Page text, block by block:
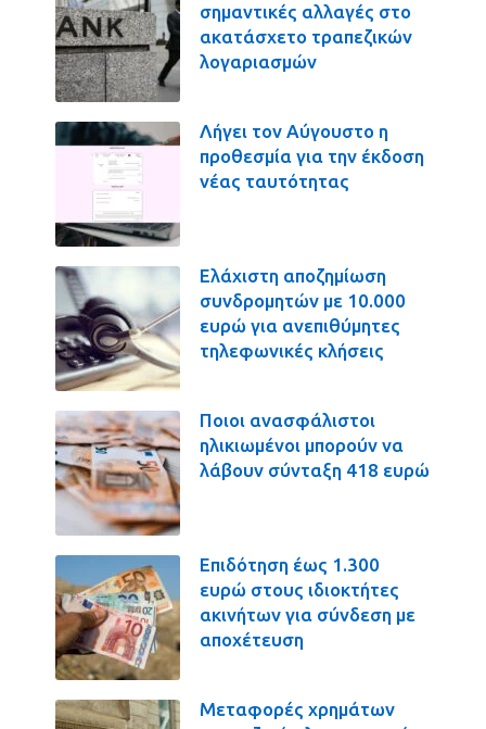
σημαντικές αλλαγές στο
ακατάσχετο τραπεζικών
λογαριασμών
Λήγει τον Αύγουστο η
προθεσμία για την έκδοση
νέας ταυτότητας
Ελάχιστη αποζημίωση
συνδρομητών με 10.000
ευρώ για ανεπιθύμητες
τηλεφωνικές κλήσεις
Ποιοι ανασφάλιστοι
ηλικιωμένοι μπορούν να
λάβουν σύνταξη 418 ευρώ
Επιδότηση έως 1.300
ευρώ στους ιδιοκτήτες
ακινήτων για σύνδεση με
αποχέτευση
Μεταφορές χρημάτων